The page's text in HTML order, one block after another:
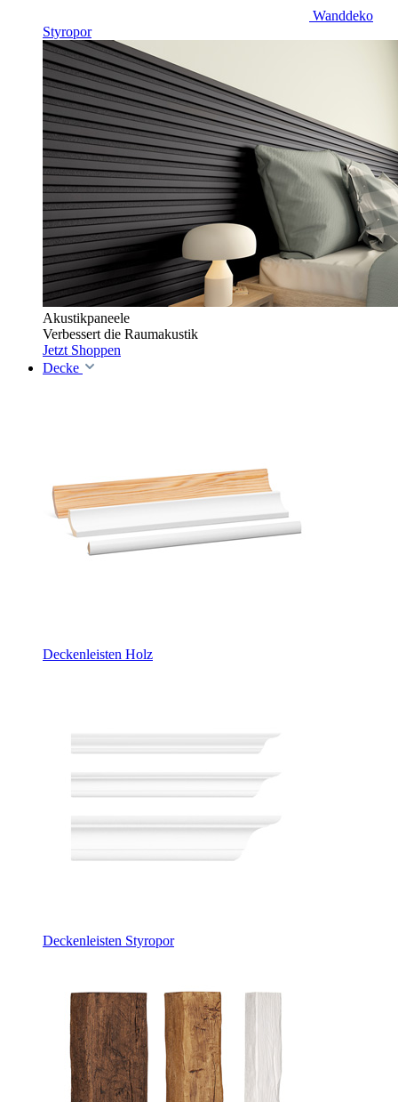
Wanddeko
Styropor
Akustikpaneele
Verbessert die Raumakustik
Jetzt Shoppen
Decke
Deckenleisten Holz
Deckenleisten Styropor